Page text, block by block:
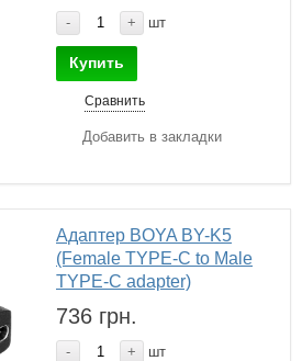
- + шт
Купить
Сравнить
Добавить в закладки
Адаптер BOYA BY-K5
(Female TYPE-C to Male
TYPE-C adapter)
736 грн.
- + шт